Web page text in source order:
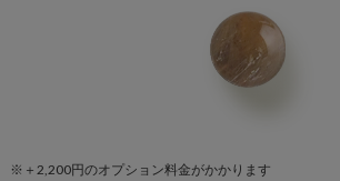
※＋2,200円のオプション料金がかかります